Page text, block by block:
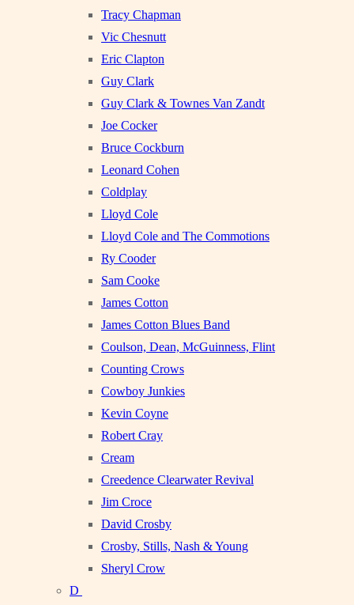
Tracy Chapman
Vic Chesnutt
Eric Clapton
Guy Clark
Guy Clark & Townes Van Zandt
Joe Cocker
Bruce Cockburn
Leonard Cohen
Coldplay
Lloyd Cole
Lloyd Cole and The Commotions
Ry Cooder
Sam Cooke
James Cotton
James Cotton Blues Band
Coulson, Dean, McGuinness, Flint
Counting Crows
Cowboy Junkies
Kevin Coyne
Robert Cray
Cream
Creedence Clearwater Revival
Jim Croce
David Crosby
Crosby, Stills, Nash & Young
Sheryl Crow
D